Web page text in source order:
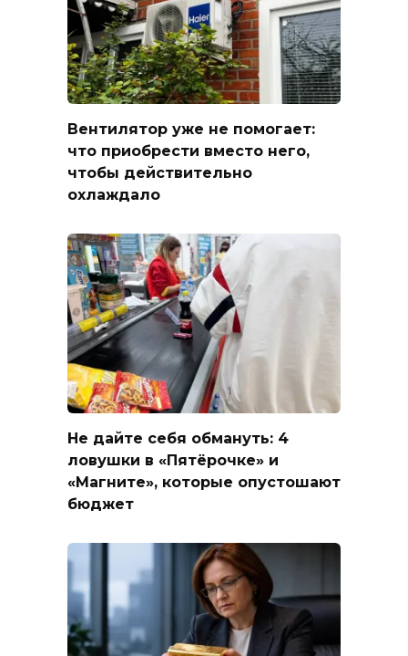
Вентилятор уже не помогает:
что приобрести вместо него,
чтобы действительно
охлаждало
Не дайте себя обмануть: 4
ловушки в «Пятёрочке» и
«Магните», которые опустошают
бюджет